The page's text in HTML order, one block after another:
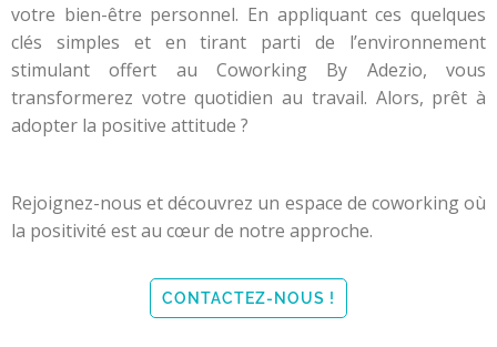
votre bien-être personnel. En appliquant ces quelques
clés simples et en tirant parti de l’environnement
stimulant offert au Coworking By Adezio, vous
transformerez votre quotidien au travail. Alors, prêt à
adopter la positive attitude ?
Rejoignez-nous et découvrez un espace de coworking où
la positivité est au cœur de notre approche.
CONTACTEZ-NOUS !